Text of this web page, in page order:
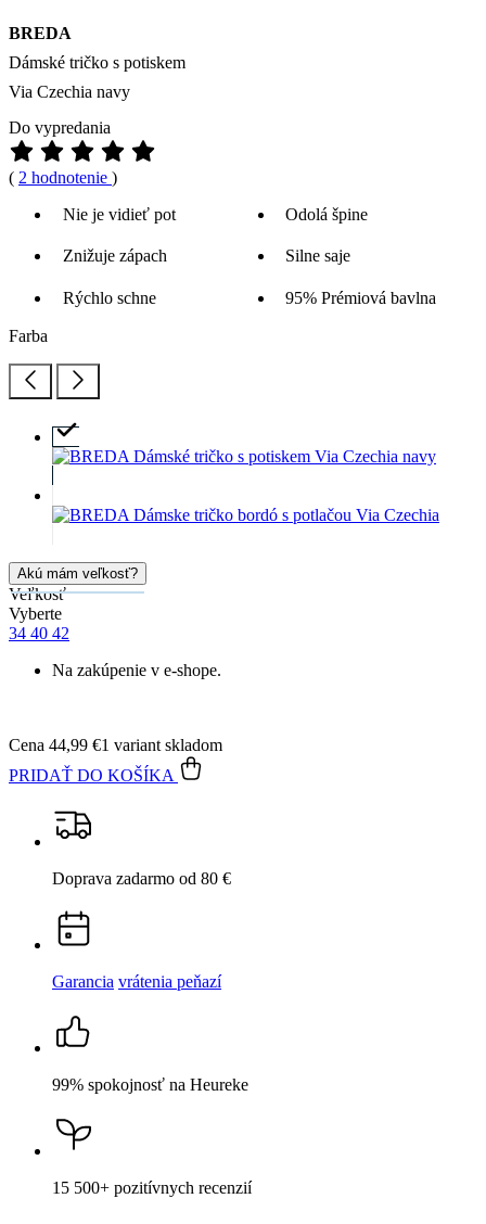
BREDA
Dámské tričko s potiskem
Via Czechia navy
Do vypredania
( 2 hodnotenie )
Nie je vidieť pot
Odolá špine
Znižuje zápach Silne saje
Rýchlo schne 95% Prémiová bavlna
Farba
Akú mám veľkosť?
Veľkosť
Vyberte
34 40 42
Na zakúpenie v e-shope.
1 variant skladom
Cena 44,99 €
PRIDAŤ DO KOŠÍKA
Doprava zadarmo od 80 €
Garancia vrátenia peňazí
99% spokojnosť na Heureke
15 500+ pozitívnych recenzií